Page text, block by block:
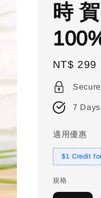
時
Regular
price
NT$ 299
7
適用優惠
$1 Credit
規格